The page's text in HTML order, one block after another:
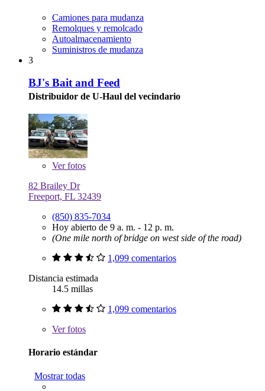
Camiones para mudanza
Remolques y remolcado
Autoalmacenamiento
Suministros de mudanza
3
BJ's Bait and Feed
Distribuidor de U-Haul del vecindario
Verfotos
82 Brailey Dr
Freeport, FL 32439
(850) 835-7034
Hoy abierto de 9 a. m. - 12 p. m.
(One mile north of bridge on west side of the road)
1,099 comentarios
Distancia estimada
14.5 millas
1,099 comentarios
Verfotos
Horario estándar
Mostrar todas